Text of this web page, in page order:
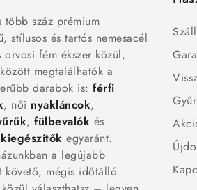
több száz prémium
stílusos és tartós nemesacél
orvosi fém ékszer közül,
megtalálhatók a
darabok is: férfi
, női nyakláncok,
, fülbevalók és
egyaránt.
a legújabb
követő, mégis időtálló